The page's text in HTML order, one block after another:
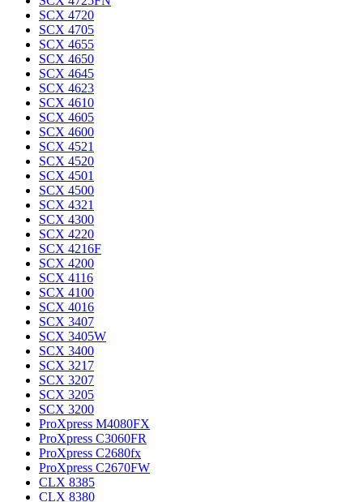
SCX 4720
SCX 4705
SCX 4655
SCX 4650
SCX 4645
SCX 4623
SCX 4610
SCX 4605
SCX 4600
SCX 4521
SCX 4520
SCX 4501
SCX 4500
SCX 4321
SCX 4300
SCX 4220
SCX 4216F
SCX 4200
SCX 4116
SCX 4100
SCX 4016
SCX 3407
SCX 3405W
SCX 3400
SCX 3217
SCX 3207
SCX 3205
SCX 3200
ProXpress M4080FX
ProXpress C3060FR
ProXpress C2680fx
ProXpress C2670FW
CLX 8385
CLX 8380